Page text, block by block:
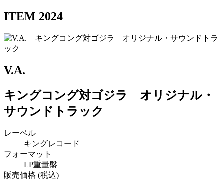
ITEM 2024
V.A.
キングコング対ゴジラ オリジナル・
サウンドトラック
レーベル
キングレコード
フォーマット
LP重量盤
販売価格 (税込)